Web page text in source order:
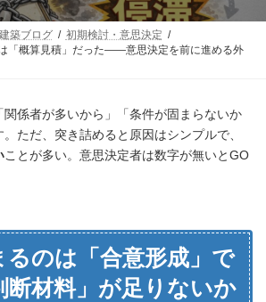
建築ブログ
初期検討・意思決定
「概算見積」だった——意思決定を前に進める外
係者が多いから」「条件が固まらないか
ただ、突き詰めると原因はシンプルで、
ことが多い。意思決定者は数字が無いとGO
るのは「合意形成」で
断材料」が足りないか